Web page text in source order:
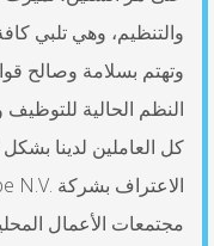
وهي تلبي كافة
بسلامة وصالح قواها
الحالية للتوظيف
العاملين لدينا بشكل
الأعمال المحلية